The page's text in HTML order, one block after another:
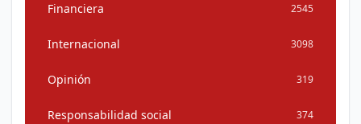
Financiera 2545
Internacional 3098
Opinión 319
Responsabilidad social 374